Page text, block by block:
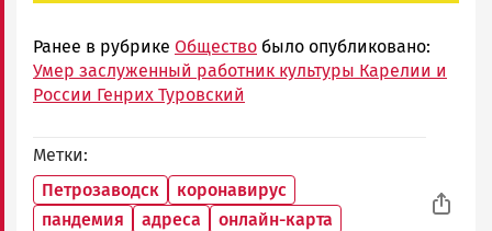
Ранее в рубрике Общество было опубликовано:
Умер заслуженный работник культуры Карелии и
России Генрих Туровский
Метки
Петрозаводск
коронавирус
пандемия
адреса
онлайн-карта